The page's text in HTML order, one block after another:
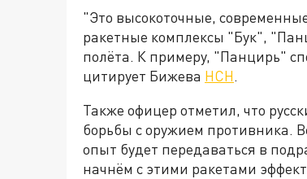
"Это высокоточные,
ракетные комплексы "Бук",
полёта. К примеру, "Панцирь"
цитирует Бижева НСН.
Также офицер отметил, что
борьбы с оружием противника.
опыт будет передаваться в
начнём с этими ракетами